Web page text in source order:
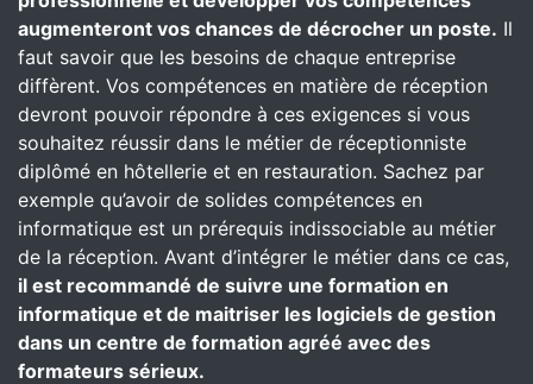
augmenteront vos chances de décrocher un poste. Il
faut savoir que les besoins de chaque entreprise
diffèrent. Vos compétences en matière de réception
devront pouvoir répondre à ces exigences si vous
souhaitez réussir dans le métier de réceptionniste
diplômé en hôtellerie et en restauration. Sachez par
exemple qu’avoir de solides compétences en
informatique est un prérequis indissociable au métier
de la réception. Avant d’intégrer le métier dans ce cas,
il est recommandé de suivre une formation en
informatique et de maitriser les logiciels de gestion
dans un centre de formation agréé avec des
formateurs sérieux.